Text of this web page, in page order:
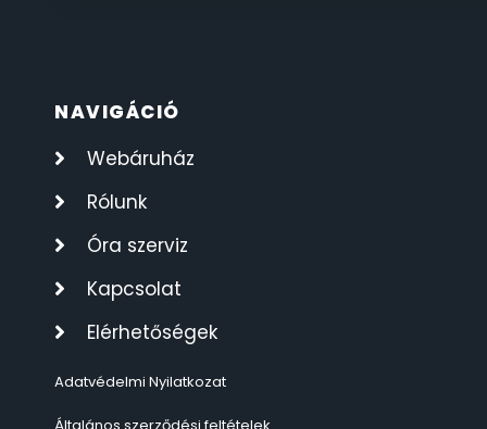
NAVIGÁCIÓ
Webáruház
Rólunk
Óra szerviz
Kapcsolat
Elérhetőségek
Adatvédelmi Nyilatkozat
Általános szerződési feltételek
ÓRÁS GÉPEK
ÓRATARTÓ DOBOZOK
POLICE
PULSAR